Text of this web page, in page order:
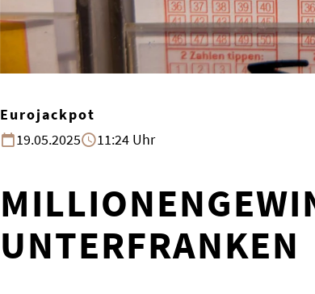
Eurojackpot
19.05.2025
11:24 Uhr
UNTERFRANKEN